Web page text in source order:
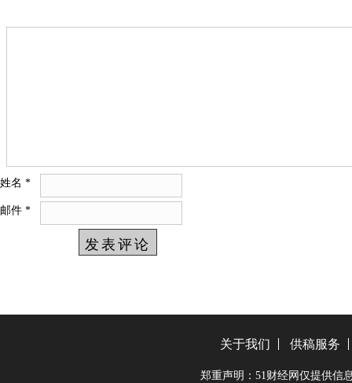
姓名 *
邮件 *
关于我们 供稿服务
郑重声明：51财经网仅提供信